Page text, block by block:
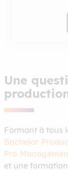
Une
Formant à tous
Bachelor
Pro
et une formation